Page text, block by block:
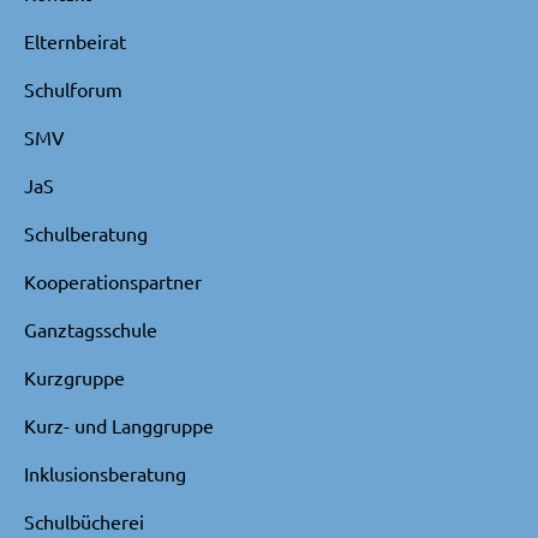
Elternbeirat
Schulforum
SMV
JaS
Schulberatung
Kooperationspartner
Ganztagsschule
Kurzgruppe
Kurz- und Langgruppe
Inklusionsberatung
Schulbücherei